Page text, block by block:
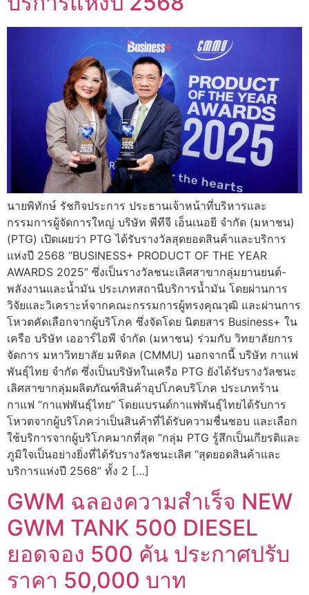
นายพิทักษ์ รัชกิจประการ ประธานเจ้าหน้าที่บริหารและ
กรรมการผู้จัดการใหญ่ บริษัท พีทีจี เอ็นเนอยี จำกัด (มหาชน)
(PTG) เปิดเผยว่า PTG ได้รับรางวัลสุดยอดสินค้าและบริการ
แห่งปี 2568 “BUSINESS+ PRODUCT OF THE YEAR
AWARDS 2025” ซึ่งเป็นรางวัลชนะเลิศสาขากลุ่มยานยนต์-
พลังงานและน้ำมัน ประเภทสถานีบริการน้ำมัน โดยผ่านการ
วิจัยและวิเคราะห์จากคณะกรรมการผู้ทรงคุณวุฒิ และผ่านการ
โหวตคัดเลือกจากผู้บริโภค ซึ่งจัดโดย นิตยสาร Business+ ใน
เครือ บริษัท เออาร์ไอพี จำกัด (มหาชน) ร่วมกับ วิทยาลัยการ
จัดการ มหาวิทยาลัย มหิดล (CMMU) นอกจากนี้ บริษัท กาแฟ
พันธุ์ไทย จำกัด ซึ่งเป็นบริษัทในเครือ PTG ยังได้รับรางวัลชนะ
เลิศสาขากลุ่มผลิตภัณฑ์สินค้าอุปโภคบริโภค ประเภทร้าน
กาแฟ “กาแฟพันธุ์ไทย” โดยแบรนด์กาแฟพันธุ์ไทยได้รับการ
โหวตจากผู้บริโภคว่าเป็นสินค้าที่ได้รับความชื่นชอบ และเลือก
ใช้บริการจากผู้บริโภคมากที่สุด “กลุ่ม PTG รู้สึกเป็นเกียรติและ
ภูมิใจเป็นอย่างยิ่งที่ได้รับรางวัลชนะเลิศ “สุดยอดสินค้าและ
บริการแห่งปี 2568” ทั้ง 2 […]
GWM ฉลองความสำเร็จ NEW
GWM TANK 500 DIESEL
ยอดจอง 500 คัน ประกาศปรับ
ราคา 50,000 บาท